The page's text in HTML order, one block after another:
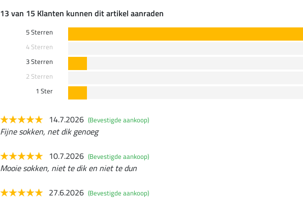
13 van 15 Klanten kunnen dit artikel aanraden
5 Sterren
4 Sterren
3 Sterren
2 Sterren
1 Ster
14.7.2026 (Bevestigde aankoop)
Fijne sokken, net dik genoeg
10.7.2026 (Bevestigde aankoop)
Mooie sokken, niet te dik en niet te dun
27.6.2026 (Bevestigde aankoop)